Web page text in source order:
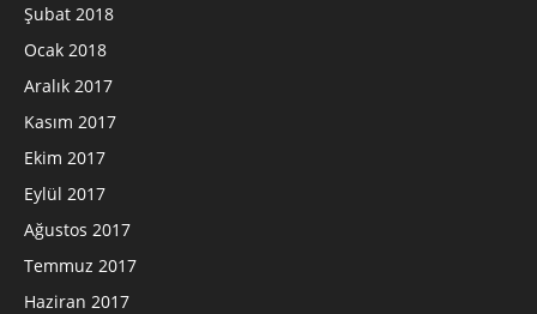
Şubat 2018
Ocak 2018
Aralık 2017
Kasım 2017
Ekim 2017
Eylül 2017
Ağustos 2017
Temmuz 2017
Haziran 2017